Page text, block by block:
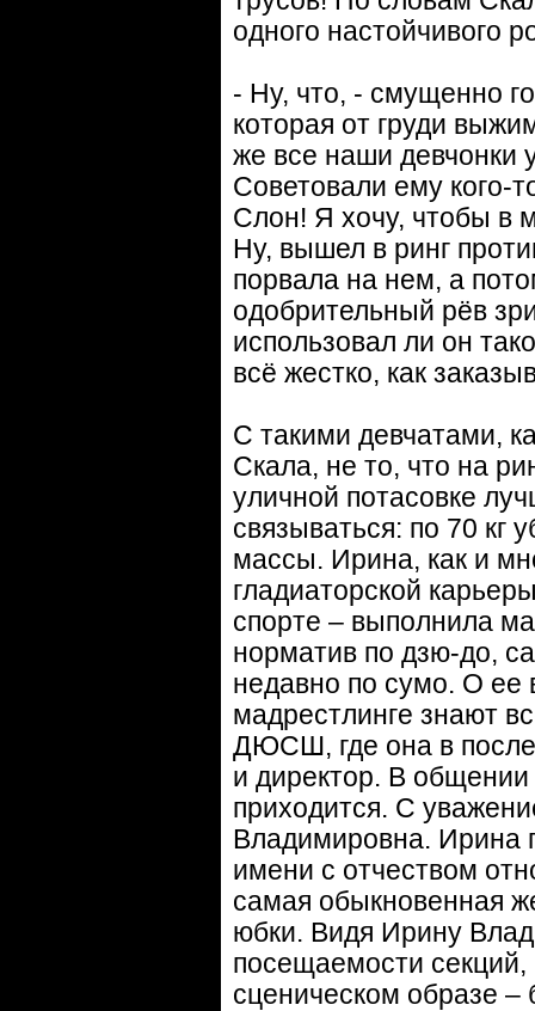
одного настойчивого
- Ну, что, - смущенно
которая от груди
же все наши девчонки
Советовали ему кого-
Слон! Я хочу, чтобы в
Ну, вышел в ринг
порвала на нем, а
одобрительный рёв
использовал ли он
всё жестко, как
С такими девчатами,
Скала, не то, что на
уличной потасовке
связываться: по 70 кг
массы. Ирина, как и
гладиаторской
спорте – выполнила
норматив по дзю-до,
недавно по сумо. О ее
мадрестлинге знают
ДЮСШ, где она в
и директор. В
приходится. С
Владимировна. Ирина
имени с отчеством
самая обыкновенная
юбки. Видя Ирину
посещаемости секций,
сценическом образе